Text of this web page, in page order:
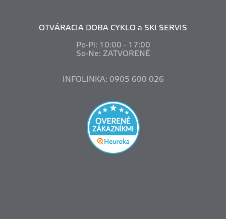
OTVÁRACIA DOBA CYKLO a SKI SERVIS
Po-Pi: 10:00 - 17:00
So-Ne: ZATVORENÉ
INFOLINKA: 0905 600 026